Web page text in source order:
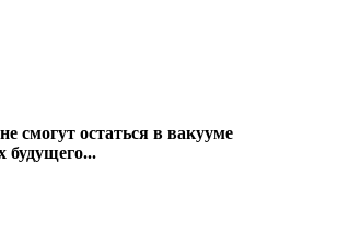
смогут остаться в вакууме
будущего...